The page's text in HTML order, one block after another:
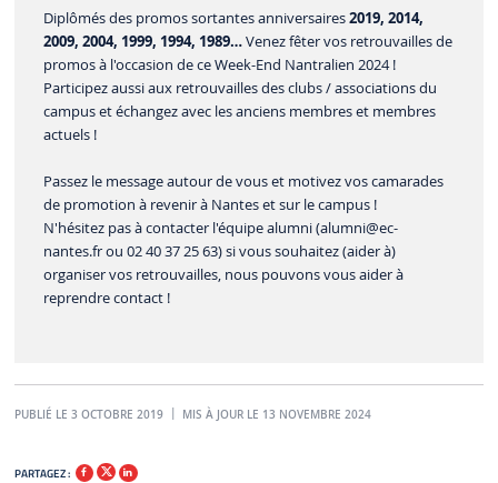
Diplômés des promos sortantes anniversaires2019, 2014,
2009, 2004, 1999, 1994, 1989…Venez fêter vos retrouvailles de
promos à l'occasion de ce Week-End Nantralien 2024 !
Participez aussi aux retrouvailles des clubs / associations du
campus et échangez avec les anciens membres et membres
actuels !
Passez le message autour de vous et motivez vos camarades
de promotion à revenir à Nantes et sur le campus !
N'hésitez pas à contacter l'équipe alumni (alumni@ec-
nantes.frou 02 40 37 25 63) si vous souhaitez (aider à)
organiser vos retrouvailles, nous pouvons vous aider à
reprendre contact !
PUBLIÉ LE 3 OCTOBRE 2019 MIS À JOUR LE 13 NOVEMBRE 2024
PARTAGEZ :